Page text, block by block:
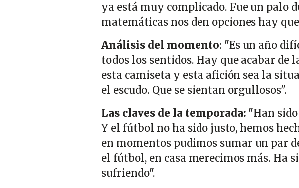
ya está muy complicado. Fue un palo
matemáticas nos den opciones hay
Análisis del momento: "Es un año
todos los sentidos. Hay que acabar
esta camiseta y esta afición sea la
el escudo. Que se sientan orgullosos".
Las claves de la temporada: "Han
Y el fútbol no ha sido justo, hemos
en momentos pudimos sumar un par
el fútbol, en casa merecimos más. Ha
sufriendo".